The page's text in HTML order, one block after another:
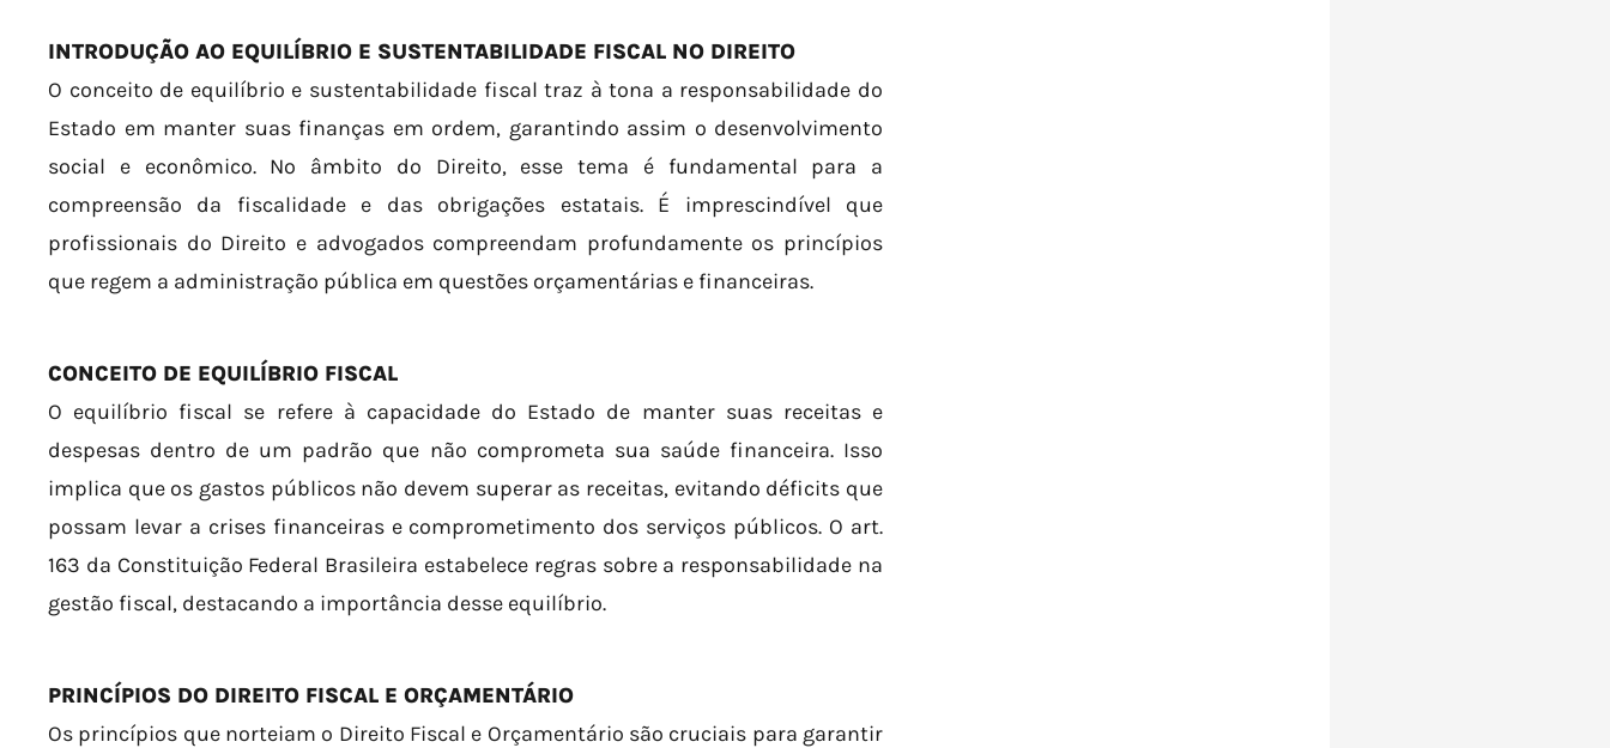
INTRODUÇÃO AO EQUILÍBRIO E SUSTENTABILIDADE FISCAL NO DIREITO
O conceito de equilíbrio e sustentabilidade fiscal traz à tona a responsabilidade do
Estado em manter suas finanças em ordem, garantindo assim o desenvolvimento
social e econômico. No âmbito do Direito, esse tema é fundamental para a
compreensão da fiscalidade e das obrigações estatais. É imprescindível que
profissionais do Direito e advogados compreendam profundamente os princípios
que regem a administração pública em questões orçamentárias e financeiras.
CONCEITO DE EQUILÍBRIO FISCAL
O equilíbrio fiscal se refere à capacidade do Estado de manter suas receitas e
despesas dentro de um padrão que não comprometa sua saúde financeira. Isso
implica que os gastos públicos não devem superar as receitas, evitando déficits que
possam levar a crises financeiras e comprometimento dos serviços públicos. O art.
163 da Constituição Federal Brasileira estabelece regras sobre a responsabilidade na
gestão fiscal, destacando a importância desse equilíbrio.
PRINCÍPIOS DO DIREITO FISCAL E ORÇAMENTÁRIO
Os princípios que norteiam o Direito Fiscal e Orçamentário são cruciais para garantir